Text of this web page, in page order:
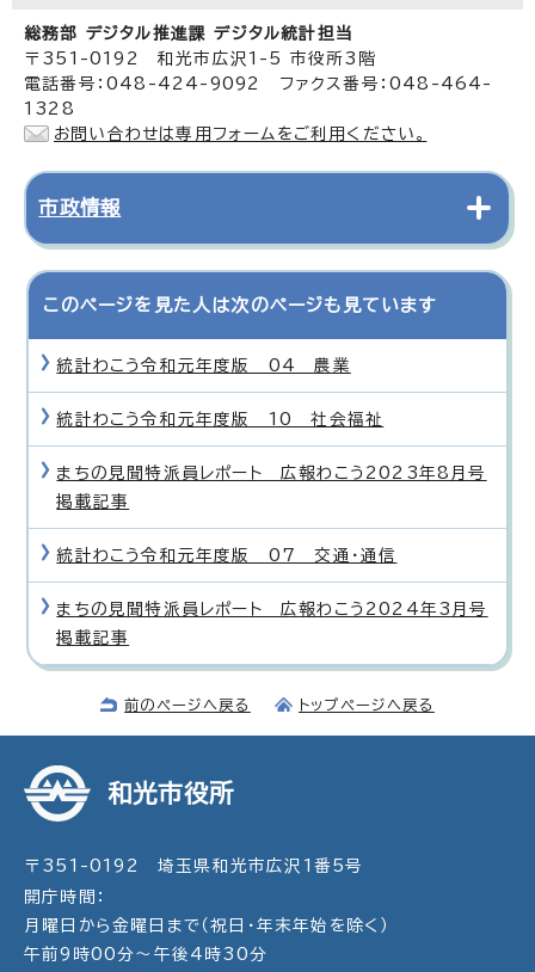
総務部 デジタル推進課 デジタル統計担当
〒351-0192 和光市広沢1-5 市役所3階
電話番号：048-424-9092 ファクス番号：048-464-
1328
お問い合わせは専用フォームをご利用ください。
市政情報
このページを見た人は次のページも見ています
統計わこう令和元年度版 04 農業
統計わこう令和元年度版 10 社会福祉
まちの見聞特派員レポート 広報わこう2023年8月号
掲載記事
統計わこう令和元年度版 07 交通・通信
まちの見聞特派員レポート 広報わこう2024年3月号
掲載記事
前のページへ戻る トップページへ戻る
和光市役所
〒351-0192 埼玉県和光市広沢1番5号
開庁時間：
月曜日から金曜日まで（祝日・年末年始を除く）
午前9時00分～午後4時30分